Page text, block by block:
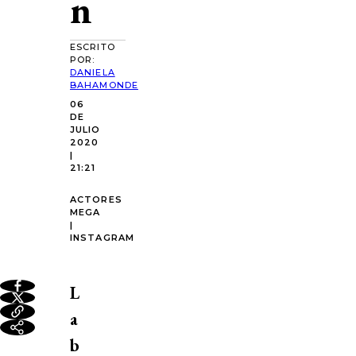
ESCRITO
POR:
DANIELA
BAHAMONDE
06
DE
JULIO
2020
|
21:21
ACTORES
MEGA
|
INSTAGRAM
L
a
b